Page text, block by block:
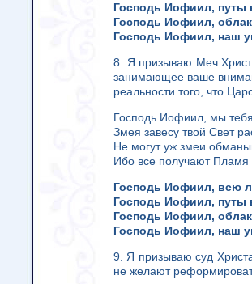
Господь Иофиил, путы
Господь Иофиил,
Господь Иофиил, наш
8. Я призываю Меч
занимающее ваше
реальности того, что
Господь Иофиил, мы
Змея завесу твой Свет
Не могут уж змеи
Ибо все получают Пламя
Господь Иофиил, всю
Господь Иофиил, путы
Господь Иофиил,
Господь Иофиил, наш
9. Я призываю суд
не желают